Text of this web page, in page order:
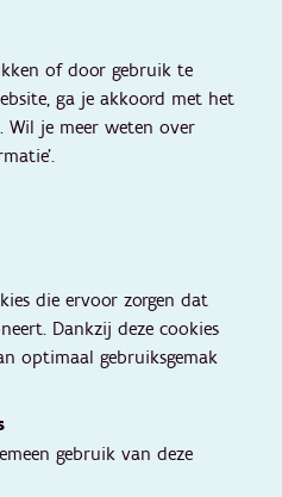
of door gebruik te
ga je akkoord met het
Wil je meer weten over
die ervoor zorgen dat
Dankzij deze cookies
optimaal gebruiksgemak
gebruik van deze